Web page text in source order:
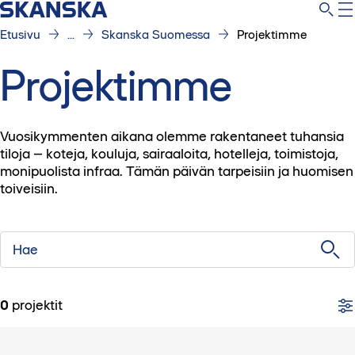
Etusivu ... Skanska Suomessa Projektimme
Projektimme
Vuosikymmenten aikana olemme rakentaneet tuhansia
tiloja – koteja, kouluja, sairaaloita, hotelleja, toimistoja,
monipuolista infraa. Tämän päivän tarpeisiin ja huomisen
toiveisiin.
0 projektit
Hae